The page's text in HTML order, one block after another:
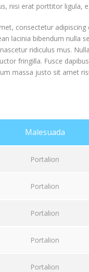
nisi erat porttitor ligula,
consectetur
lacinia bibendum nulla
ridiculus mus.
fringilla. Fusce
massa justo sit amet
Malesuada
Portalion
Portalion
Portalion
Portalion
Portalion